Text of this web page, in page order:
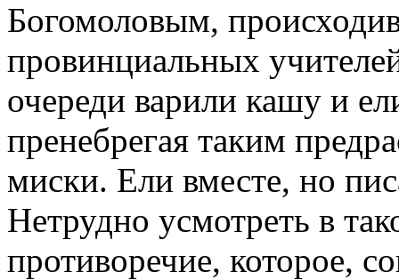
Богомоловым,
провинциальных
очереди варили кашу и
пренебрегая таким
миски. Ели вместе, но
Нетрудно усмотреть в
противоречие, которое,